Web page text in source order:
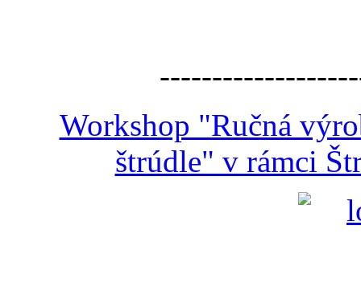
Workshop "Ručná
štrúdle" v rámci